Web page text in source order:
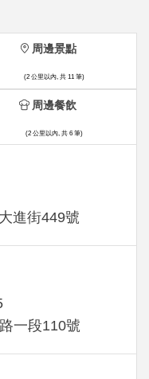
進街449號
一段110號
周邊景點
(2 公里以內, 共 11 筆)
周邊餐飲
(2 公里以內, 共 6 筆)